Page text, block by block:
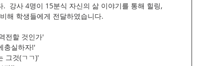
강사 4명이 15분식 자신의 삶 이야기를 통해 힐링,
해 학생들에게 전달하였습니다.
전할 것인가'
활에충실하자!'
없는 그것(ㄱㄱ)'